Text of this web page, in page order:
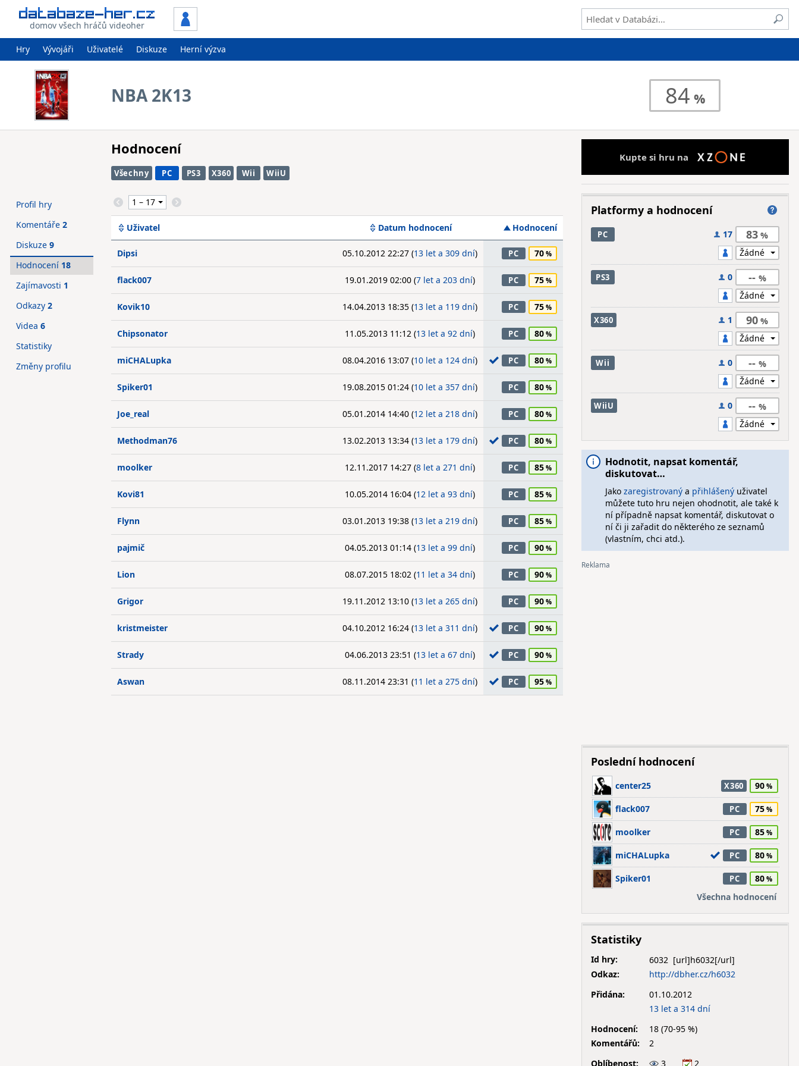
domov všech hráčů videoher
Hry Vývojáři Uživatelé Diskuze Herní výzva
NBA 2K13 84
Hodnocení
Všechny PC PS3 X360 Wii WiiU
Uživatel Datum hodnocení Hodnocení
Dipsi 05.10.2012 22:27 (13 let a 309 dní) PC 70
flack007 19.01.2019 02:00 (7 let a 203 dní) PC 75
Kovik10 14.04.2013 18:35 (13 let a 119 dní) PC 75
Chipsonator 11.05.2013 11:12 (13 let a 92 dní) PC 80
miCHALupka 08.04.2016 13:07 (10 let a 124 dní) PC 80
Spiker01 19.08.2015 01:24 (10 let a 357 dní) PC 80
Joe_real 05.01.2014 14:40 (12 let a 218 dní) PC 80
Methodman76 13.02.2013 13:34 (13 let a 179 dní) PC 80
moolker 12.11.2017 14:27 (8 let a 271 dní) PC 85
Kovi81 10.05.2014 16:04 (12 let a 93 dní) PC 85
Flynn 03.01.2013 19:38 (13 let a 219 dní) PC 85
pajmič 04.05.2013 01:14 (13 let a 99 dní) PC 90
Lion 08.07.2015 18:02 (11 let a 34 dní) PC 90
Grigor 19.11.2012 13:10 (13 let a 265 dní) PC 90
kristmeister 04.10.2012 16:24 (13 let a 311 dní) PC 90
Strady 04.06.2013 23:51 (13 let a 67 dní) PC 90
Aswan 08.11.2014 23:31 (11 let a 275 dní) PC 95
Profil hry
Komentáře 2
Diskuze 9
Hodnocení 18
Zajímavosti 1
Odkazy 2
Videa 6
Statistiky
Změny profilu
Kupte si hru na
Platformy a hodnocení
PC 17 83
PS3 0 --
X360 1 90
Wii 0 --
WiiU 0 --
Hodnotit, napsat komentář,
diskutovat…
Jako zaregistrovanýa přihlášenýuživatel
můžete tuto hru nejen ohodnotit, ale také k
ní případně napsat komentář, diskutovat o
ní či ji zařadit do některého ze seznamů
(vlastním, chci atd.).
Poslední hodnocení
center25 X360 90
flack007 PC 75
moolker PC 85
miCHALupka PC 80
Spiker01 PC
80
Všechna hodnocení
Statistiky
Id hry:
6032
Odkaz:
http://dbher.cz/h6032
Přidána:
01.10.2012
13 let a 314 dní
Hodnocení:
18 (70-95 %)
Komentářů:
2
Oblíbenost:
3 2